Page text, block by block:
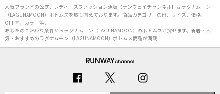
人気ブランドの公式、レディースファッション通販【ランウェイチャンネル】はラグナムーン
（LAGUNAMOON）ボトムスを取り揃えております。商品カテゴリーの他、サイズ、価格、
OFF率、カラー等、
あなたのこだわり条件からラグナムーン（LAGUNAMOON）のボトムスが探せます。新着・人
気・おすすめのラグナムーン（LAGUNAMOON）ボトムス商品が満載！